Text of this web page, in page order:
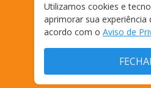
FALE
TERMOS E
Utilizamos cookies e
aprimorar sua experiência
acordo com o Aviso de